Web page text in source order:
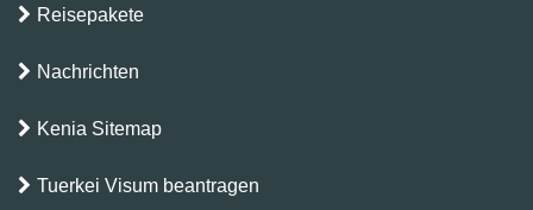
Reisepakete
Nachrichten
Kenia Sitemap
Tuerkei Visum beantragen